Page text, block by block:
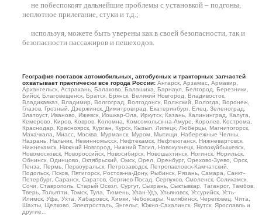
не побеспокоят дальнейшие проблемы с установкой – подгоны,
неплотное прилегание, стуки и т.д.;
используя, можете быть уверены как в своей безопасности, так и
безопасности пассажиров и пешеходов.
География поставок автомобильных, автобусных и тракторных запчастей
охватывает практически все города России: Ангарск, Арзамас, Армавир,
Архангельск, Астрахань, Балаково, Балашиха, Барнаул, Белгород, Березники,
Бийск, Благовещенск, Братск, Брянск, Великий Новгород, Владивосток,
Владикавказ, Владимир, Волгоград, Волгодонск, Волжский, Вологда, Воронеж,
Глазов, Грозный, Дзержинск, Димитровград, Екатеринбург, Елец, Зеленоград,
Златоуст, Иваново, Ижевск, Йошкар-Ола, Иркутск, Казань, Калининград, Калуга,
Кемерово, Киров, Ковров, Коломна, Комсомольск-на-Амуре, Королев, Кострома,
Краснодар, Красноярск, Курган, Курск, Кызыл, Липецк, Люберцы, Магнитогорск,
Махачкала, Миасс, Москва, Мурманск, Муром, Мытищи, Набережные Челны,
Назрань, Нальчик, Невинномысск, Нефтекамск, Нефтеюганск, Нижневартовск,
Нижнекамск, Нижний Новгород, Нижний Тагил, Новокузнецк, Новокуйбышевск,
Новомосковск, Новороссийск, Новосибирск, Новошахтинск, Ногинск, Норильск,
Обнинск, Одинцово, Октябрьский, Омск, Орел, Оренбург, Орехово-Зуево, Орск,
Пенза, Пермь, Первоуральск, Петрозаводск, Петропавловск-Камчатский,
Подольск, Псков, Пятигорск, Ростов-на-Дону, Рыбинск, Рязань, Самара, Санкт-
Петербург, Саранск, Саратов, Сергиев Посад, Серпухов, Смоленск, Соликамск,
Сочи, Ставрополь, Старый Оскол, Сургут, Сызрань, Сыктывкар, Таганрог, Тамбов,
Тверь, Тольятти, Томск, Тула, Тюмень, Улан-Удэ, Ульяновск, Уссурийск, Усть-
Илимск, Уфа, Ухта, Хабаровск, Химки, Чебоксары, Челябинск, Череповец, Чита,
Шахты, Щелково, Электросталь, Энгельс, Южно-Сахалинск, Якутск, Ярославль и
другие...